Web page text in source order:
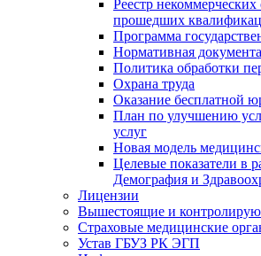
Реестр некоммерческих
прошедших
Программа
Нормативная
Политика обработки
Охрана труда
Оказание бесплатной
План по улучшению
услуг
Новая модель
Целевые показатели в
Демография и
Лицензии
Вышестоящие и
Страховые медицинские
Устав ГБУЗ РК ЭГП